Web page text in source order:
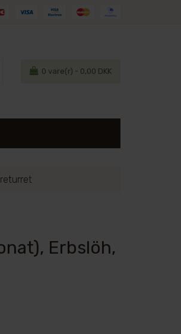
0 vare(r) - 0,00 DKK
Erbslöh,